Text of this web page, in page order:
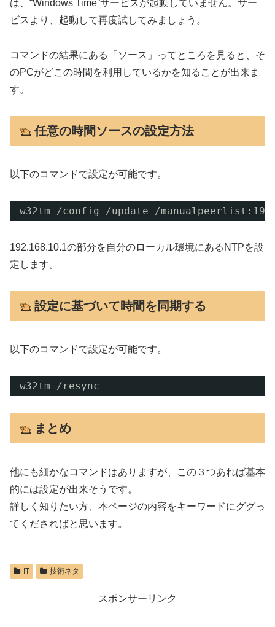
は、“Windows Time”サービスが起動していません。サー
ビスより、起動して再度試してみましょう。
コマンドの結果にある「ソース」ってところを見ると、そ
のPCがどこの時間を利用しているかを知ることが出来ま
す。
任意の時間ソースの設定方法
以下のコマンドで設定が可能です。
w32tm /config /update /manualpeerlist
192.168.10.1の部分を自分のローカル環境にあるNTPを設
定します。
設定に基づいて時間を同期する
以下のコマンドで設定が可能です。
w32tm /resync
まとめ
他にも細かなコマンドはありますが、この３つあれば基本
的には設定が出来そうです。
詳しく知りたい方、本ページの内容をキーワードにググっ
てくださればと思います。
IT 技術ネタ
スポンサーリンク